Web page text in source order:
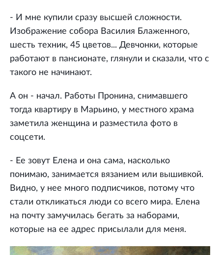
- И мне купили сразу высшей сложности.
Изображение собора Василия Блаженного,
шесть техник, 45 цветов... Девчонки, которые
работают в пансионате, глянули и сказали, что с
такого не начинают.
А он - начал. Работы Пронина, снимавшего
тогда квартиру в Марьино, у местного храма
заметила женщина и разместила фото в
соцсети.
- Ее зовут Елена и она сама, насколько
понимаю, занимается вязанием или вышивкой.
Видно, у нее много подписчиков, потому что
стали откликаться люди со всего мира. Елена
на почту замучилась бегать за наборами,
которые на ее адрес присылали для меня.